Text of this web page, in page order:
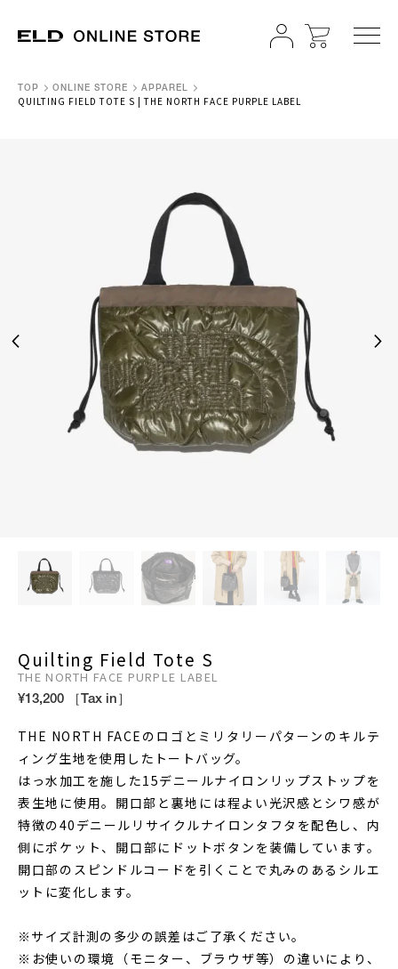
TOP ONLINE STORE APPAREL
QUILTING FIELD TOTE S | THE NORTH FACE PURPLE LABEL
Quilting Field Tote S
THE NORTH FACE PURPLE LABEL
¥13,200 ［Tax in］
THE NORTH FACEのロゴとミリタリーパターンのキルテ
ィング生地を使用したトートバッグ。
はっ水加工を施した15デニールナイロンリップストップを
表生地に使用。開口部と裏地には程よい光沢感とシワ感が
特徴の40デニールリサイクルナイロンタフタを配色し、内
側にポケット、開口部にドットボタンを装備しています。
開口部のスピンドルコードを引くことで丸みのあるシルエ
ットに変化します。
※サイズ計測の多少の誤差はご了承ください。
※お使いの環境（モニター、ブラウザ等）の違いにより、